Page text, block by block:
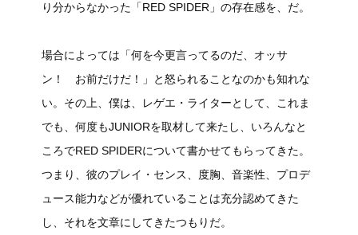
り分からなかった「RED SPIDER」の存在感を、だ。
場合によっては「何を今更言ってるのだ、オッサ
ン！ お前だけだ！」と怒られることなのかも知れな
い。その上、僕は、レゲエ・ライターとして、これま
でも、何度もJUNIORを取材して来たし、いろんなと
ころでRED SPIDERについて書かせてもらってきた。
つまり、彼のプレイ・センス、度胸、音楽性、プロデ
ュース能力などが優れていることは充分認めてきた
し、それを文章にしてきたつもりだ。